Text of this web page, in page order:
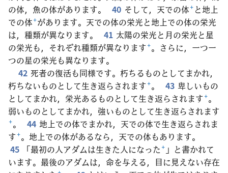
の体，魚の体があります。
40 そして，天での体+と地上
での体+があります。天での体の栄光と地上での体の栄光
は，種類が異なります。
41 太陽の栄光と月の栄光と星
の栄光も，それぞれ種類が異なります+。さらに，一つ一
つの星の栄光も異なります。
42 死者の復活も同様です。朽ちるものとしてまかれ，
朽ちないものとして生き返らされます+。 43 卑しいもの
としてまかれ，栄光あるものとして生き返らされます+。
弱いものとしてまかれ，強いものとして生き返らされます
+。 44 地上での体でまかれ，天での体で生き返らされま
す+。地上での体があるなら，天での体もあります。
45
「最初の人アダムは生きた人になった+ 」と書かれて
います。最後のアダムは，命を与える，目に見えない存在